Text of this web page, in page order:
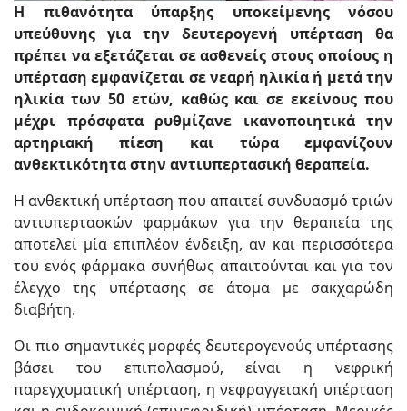
Η πιθανότητα ύπαρξης υποκείμενης νόσου
υπεύθυνης για την δευτερογενή υπέρταση θα
πρέπει να εξετάζεται σε ασθενείς στους οποίους η
υπέρταση εμφανίζεται σε νεαρή ηλικία ή μετά την
ηλικία των 50 ετών, καθώς και σε εκείνους που
μέχρι πρόσφατα ρυθμίζανε ικανοποιητικά την
αρτηριακή πίεση και τώρα εμφανίζουν
ανθεκτικότητα στην αντιυπερτασική θεραπεία.
Η ανθεκτική υπέρταση που απαιτεί συνδυασμό τριών
αντιυπερτασκών φαρμάκων για την θεραπεία της
αποτελεί μία επιπλέον ένδειξη, αν και περισσότερα
του ενός φάρμακα συνήθως απαιτούνται και για τον
έλεγχο της υπέρτασης σε άτομα με σακχαρώδη
διαβήτη.
Οι πιο σημαντικές μορφές δευτερογενούς υπέρτασης
βάσει του επιπολασμού, είναι η νεφρική
παρεγχυματική υπέρταση, η νεφραγγειακή υπέρταση